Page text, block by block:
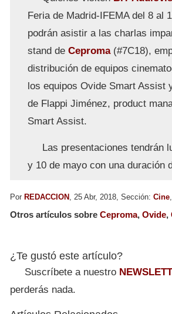
Feria de Madrid-IFEMA del 8 al
podrán asistir a las charlas
stand de Ceproma(#7C18),
distribución de equipos
los equipos Ovide Smart Assist
de Flappi Jiménez, product
Smart Assist.
Las presentaciones tendrán
y 10 de mayo con una duración
Por REDACCION , 25 Abr, 2018, Sección: Cine
Otros artículos sobre Ceproma, Ovide,
¿Te gustó este artículo?
Suscríbete a nuestro
perderás nada.